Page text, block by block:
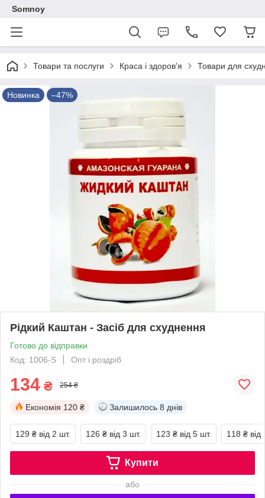
Somnoy
Товари та послуги Краса і здоров'я Товари для
Новинка –47%
Рідкий Каштан - Засіб для схуднення
Готово до відправки
Код: 1006-S
Опт і роздріб
134 ₴ 254 ₴
Економія 120 ₴ Залишилось 8 днів
129 ₴ від 2 шт. 126 ₴ від 3 шт. 123 ₴ від 5 шт. 118 ₴ від
Купити
або